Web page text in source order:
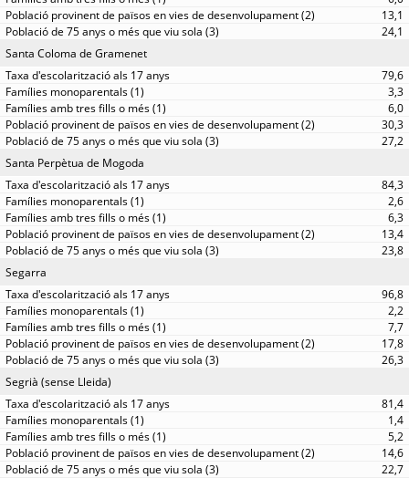
13,1
24,1
Santa Coloma de Gramenet
79,6
3,3
6,0
30,3
27,2
Santa Perpètua de Mogoda
84,3
2,6
6,3
13,4
23,8
Segarra
96,8
2,2
7,7
17,8
26,3
Segrià (sense Lleida)
81,4
1,4
5,2
14,6
22,7